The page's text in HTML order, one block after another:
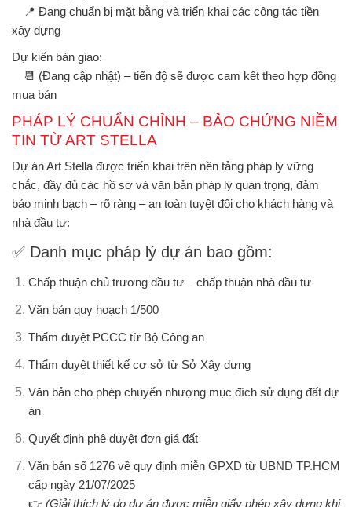
📍 Đang chuẩn bị mặt bằng và triển khai các công tác tiền
xây dựng
Dự kiến bàn giao:
📆 (Đang cập nhật) – tiến độ sẽ được cam kết theo hợp đồng
mua bán
PHÁP LÝ CHUẨN CHỈNH – BẢO CHỨNG NIỀM
TIN TỪ ART STELLA
Dự ánArt Stella được triển khai trên nền tảng pháp lý vững
chắc, đầy đủ các hồ sơ và văn bản pháp lý quan trọng, đảm
bảo minh bạch – rõ ràng – an toàn tuyệt đối cho khách hàng và
nhà đầu tư:
✅ Danh mục pháp lý dự án bao gồm:
Chấp thuận chủ trương đầu tư – chấp thuận nhà đầu tư
Văn bản quy hoạch 1/500
Thẩm duyệt PCCC từ Bộ Công an
Thẩm duyệt thiết kế cơ sở từ Sở Xây dựng
Văn bản cho phép chuyển nhượng mục đích sử dụng đất dự
án
Quyết định phê duyệt đơn giá đất
Văn bản số 1276 về quy định miễn GPXD từ UBND TP.HCM
cấp ngày 21/07/2025
👉 (Giải thích lý do dự án được miễn giấy phép xây dựng khi